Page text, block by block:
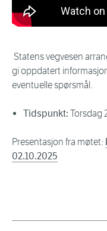
Statens vegvesen
gi oppdatert
eventuelle spørsmål.
Tidspunkt: Torsdag
Presentasjon fra møtet:
02.10.2025